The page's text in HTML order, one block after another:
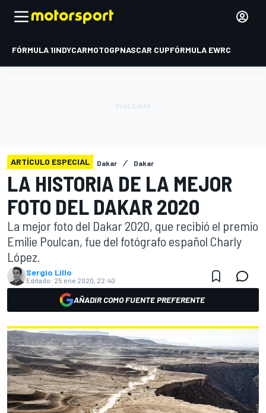
FÓRMULA 1INDYCARMOTOGPNASCAR CUPFÓRMULA EWRC
ARTÍCULO ESPECIAL Dakar Dakar
LA HISTORIA DE LA MEJOR
FOTO DEL DAKAR 2020
La mejor foto del Dakar 2020, que recibió el premio
Emilie Poulcan, fue del fotógrafo español Charly
López.
Sergio Lillo
Editado: 25 ene 2020, 22:40
AÑADIR COMO FUENTE PREFERENTE